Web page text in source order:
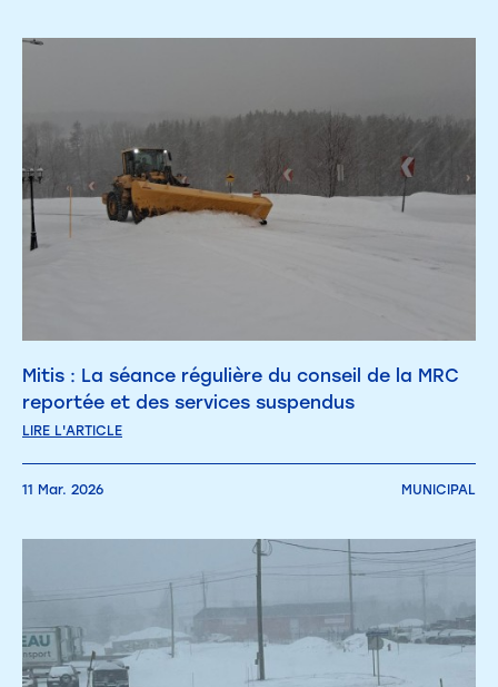
Mitis : La séance régulière du conseil de la MRC
reportée et des services suspendus
LIRE L'ARTICLE
11 Mar. 2026 MUNICIPAL